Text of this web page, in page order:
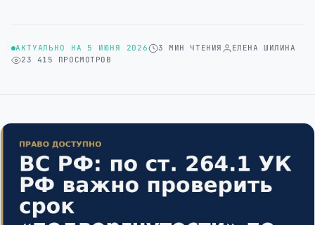
АКТУАЛЬНО НА 5 ИЮНЯ 2026 3 МИН ЧТЕНИЯ
ЕЛЕНА ШИЛИНА
23 415 ПРОСМОТРОВ